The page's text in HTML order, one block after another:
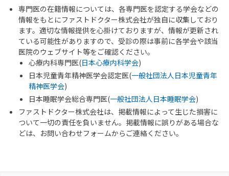
専門医の在籍情報については、各専門医を認定する学会などの
情報をもとにファストドクター株式会社が独自に収集しており
ます。適切な情報提供を心掛けておりますが、情報が更新され
ている可能性がありますので、受診の際は事前に各学会や該当
医院のウェブサイト等をご確認ください。
心療内科専門医(日本心療内科学会)
日本児童青年精神医学会認定医(一般社団法人日本児童青年
精神医学会)
日本睡眠学会総合専門医(一般社団法人日本睡眠学会)
ファストドクター株式会社は、掲載情報によって生じた損害に
ついて一切の責任を負いません。掲載情報に誤りがある場合な
どは、お問い合わせフォームからご連絡ください。